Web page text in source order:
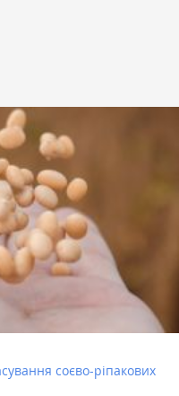
соєво-ріпакових